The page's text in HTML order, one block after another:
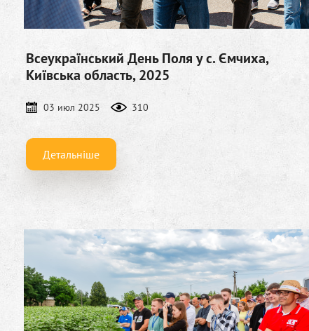
Всеукраїнський День Поля у с. Ємчиха,
Київська область, 2025
03 июл 2025 310
Детальніше